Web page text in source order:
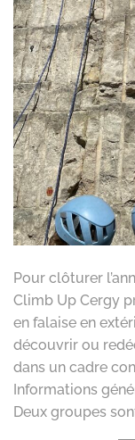
Pour clôturer
Climb Up Cergy
en falaise en
découvrir ou
dans un cadre
Informations
Deux groupes